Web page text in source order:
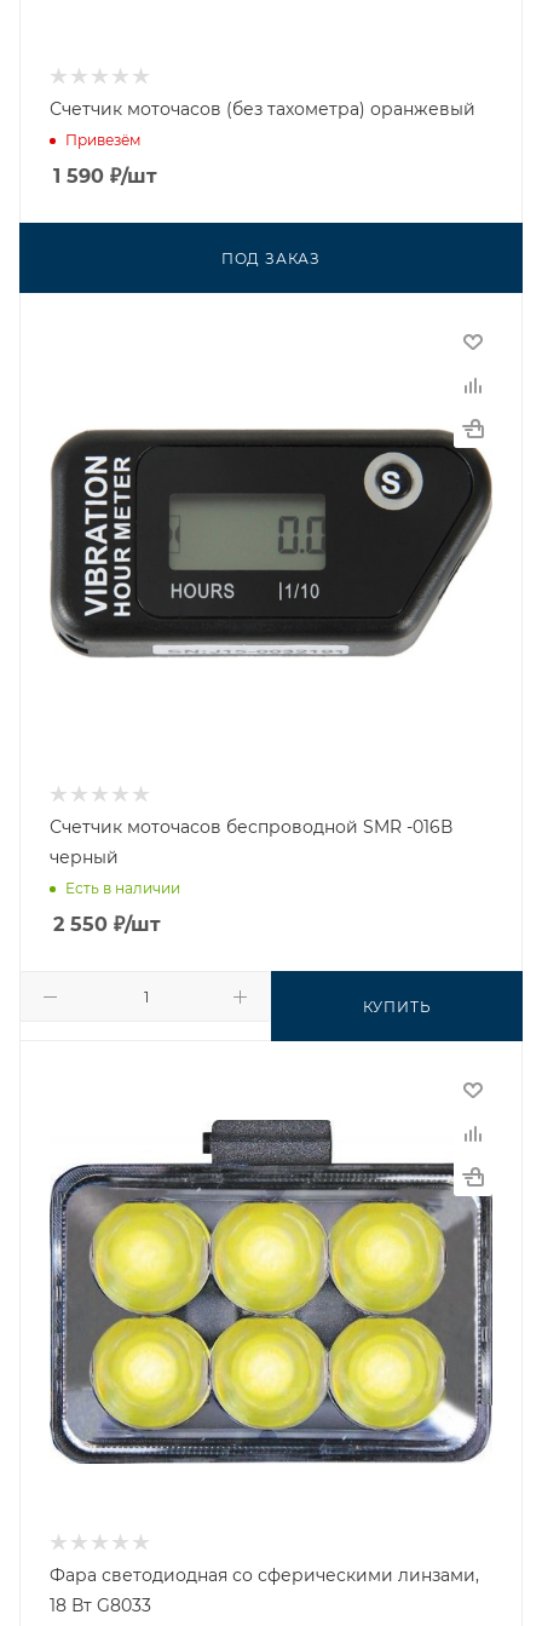
Счетчик моточасов (без тахометра) оранжевый
Привезём
1 590 ₽/шт
ПОД ЗАКАЗ
Счетчик моточасов беспроводной SMR -016В
черный
Есть в наличии
2 550 ₽/шт
КУПИТЬ
Фара светодиодная со сферическими линзами,
18 Вт G8033